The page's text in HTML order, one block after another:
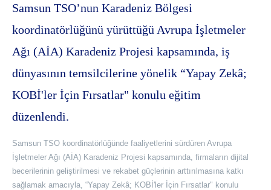
Samsun TSO’nun Karadeniz Bölgesi
koordinatörlüğünü yürüttüğü Avrupa İşletmeler
Ağı (AİA) Karadeniz Projesi kapsamında, iş
dünyasının temsilcilerine yönelik “Yapay Zekâ;
KOBİ'ler İçin Fırsatlar" konulu eğitim
düzenlendi.
Samsun TSO koordinatörlüğünde faaliyetlerini sürdüren Avrupa
İşletmeler Ağı (AİA) Karadeniz Projesi kapsamında, firmaların dijital
becerilerinin geliştirilmesi ve rekabet güçlerinin arttırılmasına katkı
sağlamak amacıyla, “Yapay Zekâ; KOBİ'ler İçin Fırsatlar" konulu